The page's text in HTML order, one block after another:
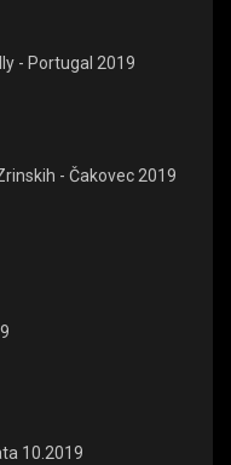
- Portugal 2019
- Čakovec 2019
10.2019